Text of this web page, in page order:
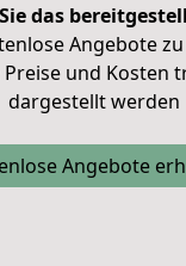
das
Angebote
Preise und Kosten
dargestellt werden
Angebote